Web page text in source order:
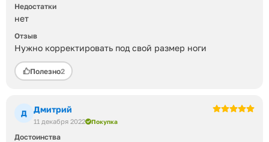
Недостатки
нет
Отзыв
Нужно корректировать под свой размер ноги
Полезно2
Д Дмитрий
11 декабря 2022 Покупка
Достоинства